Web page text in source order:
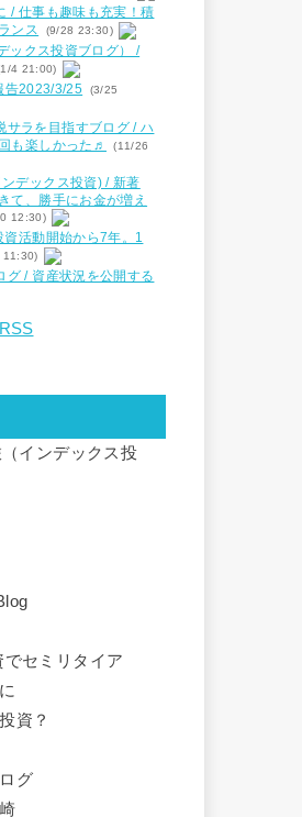
/ 仕事も趣味も充実！積
ンス
(9/28 23:30)
ックス投資ブログ） /
4 21:00)
告2023/3/25
(3/25
サラを目指すブログ / ハ
も楽しかった♬
(11/26
デックス投資) / 新著
て、勝手にお金が増え
12:30)
活動開始から7年。1
11:30)
グ / 資産状況を公開する
インデックス投
セミリタイア
資？
グ